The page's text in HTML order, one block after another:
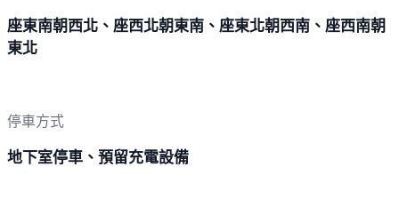
座東南朝西北、座西北朝東南、座東北朝西南、座西南朝
東北
停車方式
地下室停車、預留充電設備